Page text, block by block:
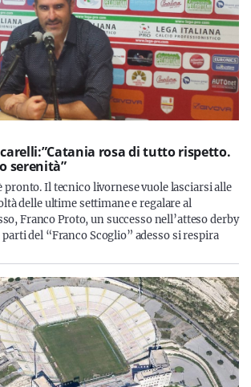
rosa di tutto rispetto.
serenità”
pronto. Il tecnico livornese vuole lasciarsi alle
delle ultime settimane e regalare al
Franco Proto, un successo nell’atteso derby
parti del “Franco Scoglio” adesso si respira